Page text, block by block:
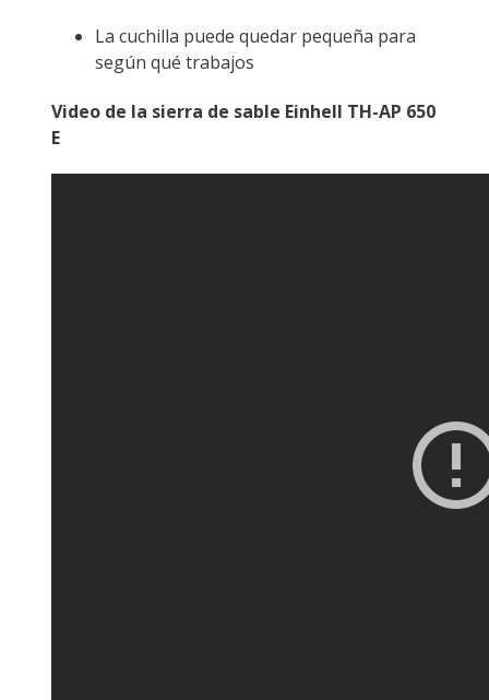
La cuchilla puede quedar pequeña para
según qué trabajos
Video de la sierra de sable Einhell TH-AP 650
E